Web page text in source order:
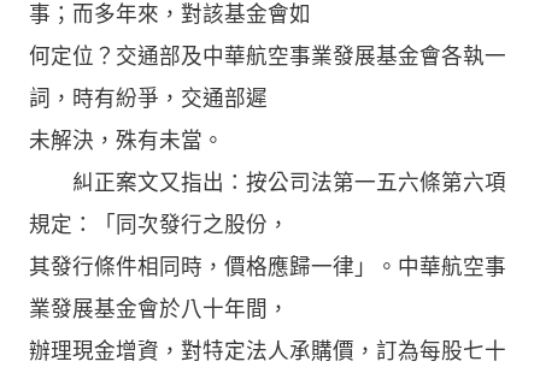
事；而多年來，對該基金會如
何定位？交通部及中華航空事業發展基金會各執一
詞，時有紛爭，交通部遲
未解決，殊有未當。
糾正案文又指出：按公司法第一五六條第六項
規定：「同次發行之股份，
其發行條件相同時，價格應歸一律」。中華航空事
業發展基金會於八十年間，
辦理現金增資，對特定法人承購價，訂為每股七十